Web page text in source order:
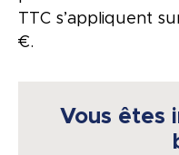
TTC s’appliquent
€.
Vous êtes